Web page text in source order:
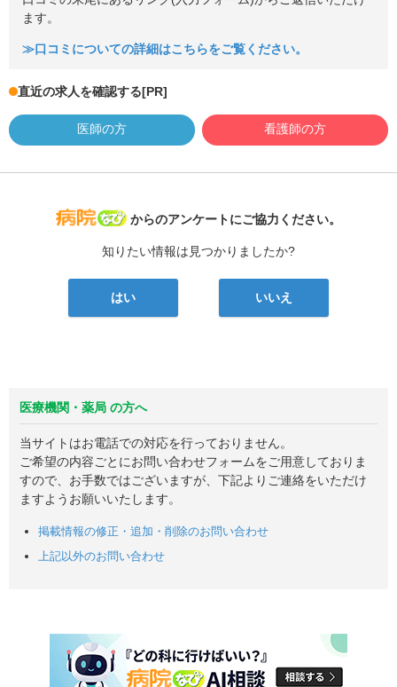
ます。
≫口コミについての詳細はこちらをご覧ください。
直近の求人を確認する[PR]
医師の方 看護師の方
病院なび
からのアンケートにご協力ください。
知りたい情報は見つかりましたか?
はい いいえ
医療機関・薬局 の方へ
当サイトはお電話での対応を行っておりません。
ご希望の内容ごとにお問い合わせフォームをご用意しておりま
すので、お手数ではございますが、下記よりご連絡をいただけ
ますようお願いいたします。
掲載情報の修正・追加・削除のお問い合わせ
上記以外のお問い合わせ